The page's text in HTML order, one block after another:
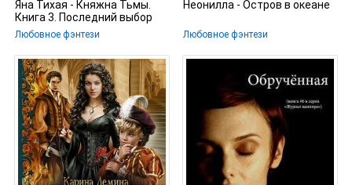
Яна Тихая - Княжна Тьмы.
Книга 3. Последний выбор
Любовное фэнтези
Неонилла - Остров в океане
Любовное фэнтези